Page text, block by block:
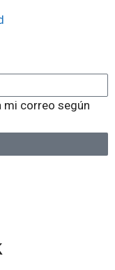
correo según